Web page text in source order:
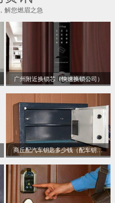
解您燃眉之急
广州附近换锁芯（快速换锁公司）
商丘配汽车钥匙多少钱（配车钥匙）